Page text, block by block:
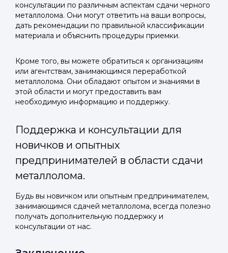
консультации по различным аспектам сдачи черного
металлолома. Они могут ответить на ваши вопросы,
дать рекомендации по правильной классификации
материала и объяснить процедуры приемки.
Кроме того, вы можете обратиться к организациям
или агентствам, занимающимся переработкой
металлолома. Они обладают опытом и знаниями в
этой области и могут предоставить вам
необходимую информацию и поддержку.
Поддержка и консультации для
новичков и опытных
предпринимателей в области сдачи
металлолома.
Будь вы новичком или опытным предпринимателем,
занимающимся сдачей металлолома, всегда полезно
получать дополнительную поддержку и
консультации от нас.